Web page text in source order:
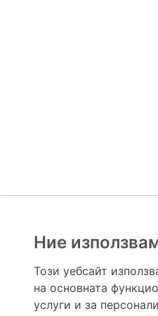
Ние
Този уебсайт
на основната
услуги и за